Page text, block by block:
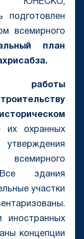
ЮНЕСКО,
всемирного
план
работы
охранных
здания
участки
иностранных
концепции